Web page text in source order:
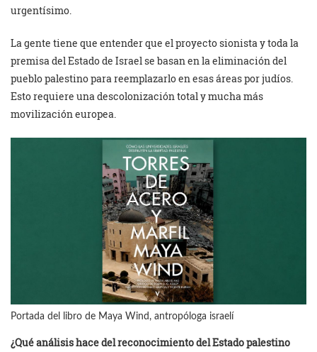
urgentísimo.
La gente tiene que entender que el proyecto sionista y toda la
premisa del Estado de Israel se basan en la eliminación del
pueblo palestino para reemplazarlo en esas áreas por judíos.
Esto requiere una descolonización total y mucha más
movilización europea.
Portada del libro de Maya Wind, antropóloga israelí
¿Qué análisis hace del reconocimiento del Estado palestino